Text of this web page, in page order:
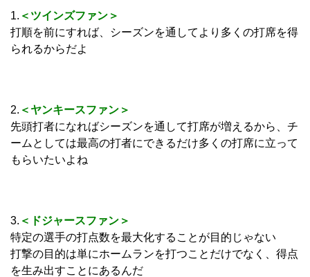
1. ＜ツインズファン＞
打順を前にすれば、シーズンを通してより多くの打席を得
られるからだよ
2. ＜ヤンキースファン＞
先頭打者になればシーズンを通して打席が増えるから、チ
ームとしては最高の打者にできるだけ多くの打席に立って
もらいたいよね
3. ＜ドジャースファン＞
特定の選手の打点数を最大化することが目的じゃない
打撃の目的は単にホームランを打つことだけでなく、得点
を生み出すことにあるんだ